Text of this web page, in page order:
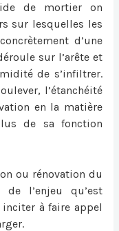
de mortier on
sur lesquelles les
d’une
sur l’arête et
de s’infiltrer.
l’étanchéité
en la matière
de sa fonction
ou rénovation du
l’enjeu qu’est
à faire appel